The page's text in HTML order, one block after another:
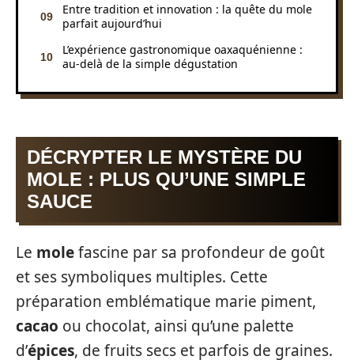
Entre tradition et innovation : la quête du mole
parfait aujourd’hui
L’expérience gastronomique oaxaquénienne :
au-delà de la simple dégustation
DÉCRYPTER LE MYSTÈRE DU
MOLE : PLUS QU’UNE SIMPLE
SAUCE
Le molefascine par sa profondeur de goût
et ses symboliques multiples. Cette
préparation emblématique marie piment,
cacao ou chocolat, ainsi qu’une palette
d’épices, de fruits secs et parfois de graines.